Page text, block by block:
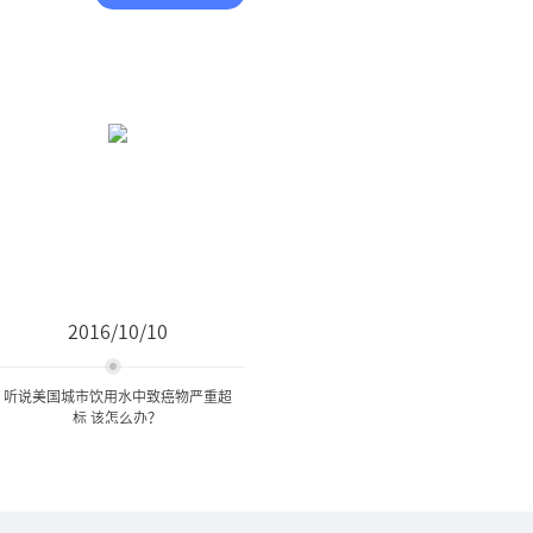
2016/10/10
听说美国城市饮用水中致癌物严重超
标 该怎么办？